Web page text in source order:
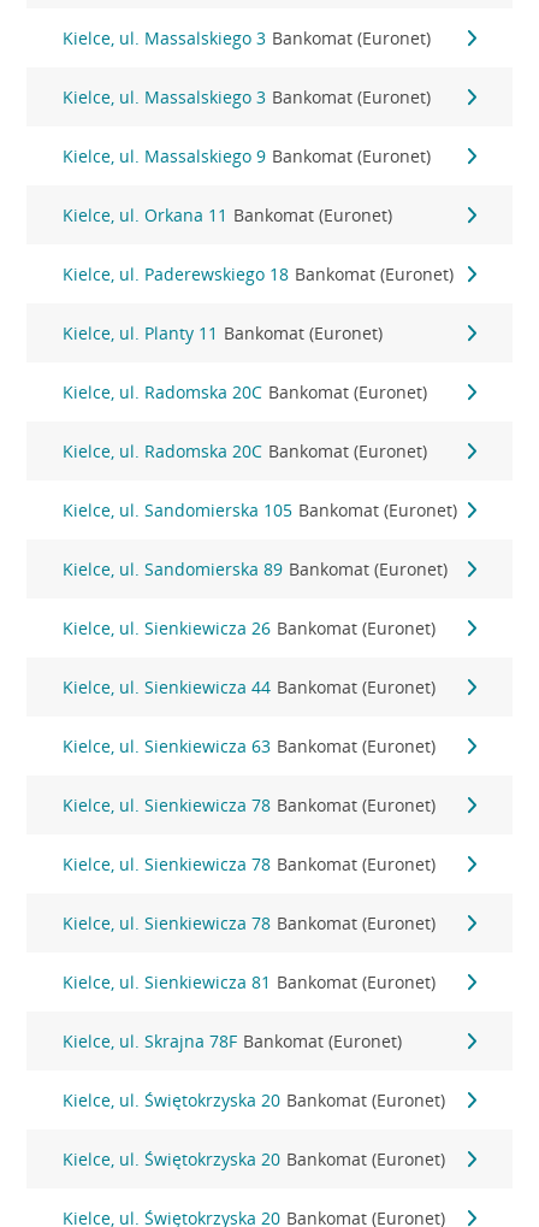
Kielce, ul. Massalskiego 3 Bankomat (Euronet)
Kielce, ul. Massalskiego 3 Bankomat (Euronet)
Kielce, ul. Massalskiego 9 Bankomat (Euronet)
Kielce, ul. Orkana 11 Bankomat (Euronet)
Kielce, ul. Paderewskiego 18 Bankomat (Euronet)
Kielce, ul. Planty 11 Bankomat (Euronet)
Kielce, ul. Radomska 20C Bankomat (Euronet)
Kielce, ul. Radomska 20C Bankomat (Euronet)
Kielce, ul. Sandomierska 105 Bankomat (Euronet)
Kielce, ul. Sandomierska 89 Bankomat (Euronet)
Kielce, ul. Sienkiewicza 26 Bankomat (Euronet)
Kielce, ul. Sienkiewicza 44 Bankomat (Euronet)
Kielce, ul. Sienkiewicza 63 Bankomat (Euronet)
Kielce, ul. Sienkiewicza 78 Bankomat (Euronet)
Kielce, ul. Sienkiewicza 78 Bankomat (Euronet)
Kielce, ul. Sienkiewicza 78 Bankomat (Euronet)
Kielce, ul. Sienkiewicza 81 Bankomat (Euronet)
Kielce, ul. Skrajna 78F Bankomat (Euronet)
Kielce, ul. Świętokrzyska 20 Bankomat (Euronet)
Kielce, ul. Świętokrzyska 20 Bankomat (Euronet)
Kielce, ul. Świętokrzyska 20 Bankomat (Euronet)